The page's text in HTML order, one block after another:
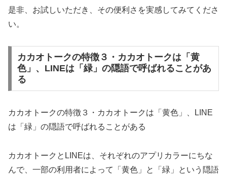
是非、お試しいただき、その便利さを実感してみてくださ
い。
カカオトークの特徴３・カカオトークは「黄
色」、LINEは「緑」の隠語で呼ばれることがあ
る
カカオトークの特徴３・カカオトークは「黄色」、LINE
は「緑」の隠語で呼ばれることがある
カカオトークとLINEは、それぞれのアプリカラーにちな
んで、一部の利用者によって「黄色」と「緑」という隠語